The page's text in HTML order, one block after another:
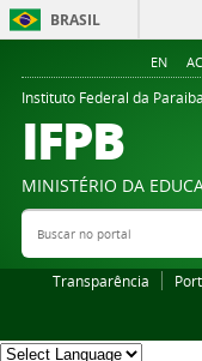
BRASIL
EN
Instituto Federal da Paraiba
IFPB
MINISTÉRIO DA
Buscar no portal
Transparência